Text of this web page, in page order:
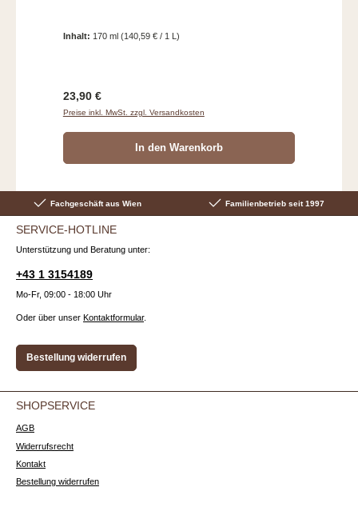
Inhalt: 170 ml (140,59 € / 1 L)
Regulärer Preis:
23,90 €
Preise inkl. MwSt. zzgl. Versandkosten
In den Warenkorb
Fachgeschäft aus Wien Familienbetrieb seit 1997
SERVICE-HOTLINE
Unterstützung und Beratung unter:
+43 1 3154189
Mo-Fr, 09:00 - 18:00 Uhr
Oder über unser Kontaktformular.
Bestellung widerrufen
SHOPSERVICE
AGB
Widerrufsrecht
Kontakt
Bestellung widerrufen